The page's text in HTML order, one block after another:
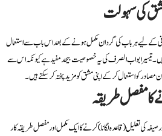
کی سہولت
کے لیے ہر باب کی گردان مکمل ہونے کے بعد اس باب سے استعمال
تیسیر ابواب الصرف کی یہ خصوصیت بیحد مفید ہے کیونکہ اس سے
کو استعمال کر کے اپنی مشق کو مزید پختہ کر سکتے ہیں۔
کا مفصل طریقہ
کی تعلیل (قاعدہ لگانا) کرنے کا ایک مکمل اور مفصل طریقہ کار